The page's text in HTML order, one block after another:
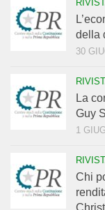
della
30
La
Guy
1
Chi